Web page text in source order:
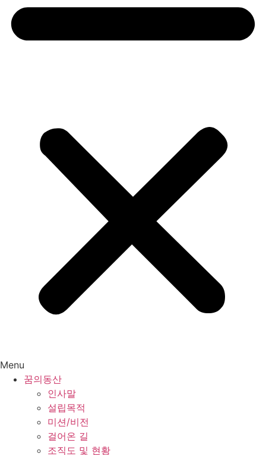
Menu
꿈의동산
인사말
설립목적
미션/비전
걸어온 길
조직도 및 현황